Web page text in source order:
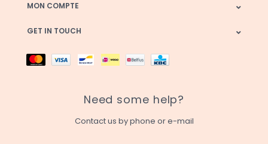
MON COMPTE
GET IN TOUCH
Need some help?
Contact us by phone or e-mail